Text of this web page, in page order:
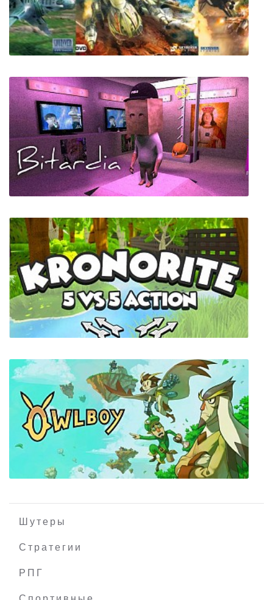
WRC 8 FIA World Rally Championship
Механоиды: Антология
Bitardia
Kronorite
Шутеры
Стратегии
РПГ